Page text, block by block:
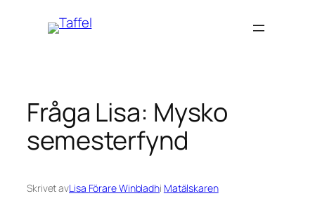
Fråga Lisa: Mysko
semesterfynd
Skrivet avLisa Förare Winbladhi Matälskaren